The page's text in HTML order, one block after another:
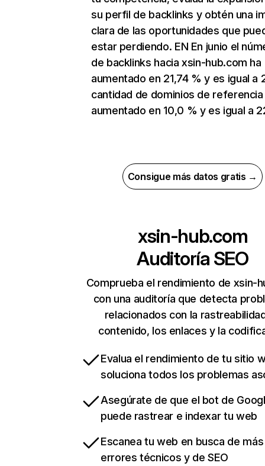
su perfil de backlinks y obtén una
clara de las oportunidades que
estar perdiendo. EN En junio el
de backlinks hacia xsin-hub.com ha
aumentado en 21,74 % y es igual a
cantidad de dominios de referencia
aumentado en 10,0 % y es igual a
Consigue más datos gratis →
xsin-hub.com
Auditoría SEO
Comprueba el rendimiento de xsin-
con una auditoría que detecta
relacionados con la
contenido, los enlaces y la
Evalua el rendimiento de tu sitio
soluciona todos los problemas
Asegúrate de que el bot de
puede rastrear e indexar tu web
Escanea tu web en busca de
errores técnicos y de SEO